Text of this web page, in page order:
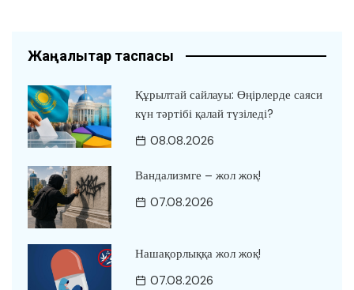
Жаңалықтар таспасы
Құрылтай сайлауы: Өңірлерде саяси
күн тәртібі қалай түзіледі?
08.08.2026
Вандализмге – жол жоқ!
07.08.2026
Нашақорлыққа жол жоқ!
07.08.2026